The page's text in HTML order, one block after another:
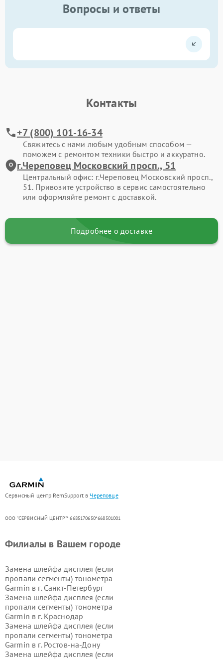
Вопросы и ответы
Контакты
+7 (800) 101-16-34
Свяжитесь с нами любым удобным способом —
поможем с ремонтом техники быстро и аккуратно.
г.Череповец Московский просп., 51
Центральный офис: г.Череповец Московский просп.,
51. Привозите устройство в сервис самостоятельно
или оформляйте ремонт с доставкой.
Подробнее о доставке
Сервисный центр RemSupport вЧереповце
ООО "СЕРВИСНЫЙ ЦЕНТР"* 6685170650*668501001
Филиалы в Вашем городе
Замена шлейфа дисплея (если
пропали сегменты) тонометра
Garmin в г. Санкт-Петербург
Замена шлейфа дисплея (если
пропали сегменты) тонометра
Garmin в г. Краснодар
Замена шлейфа дисплея (если
пропали сегменты) тонометра
Garmin в г. Ростов-на-Дону
Замена шлейфа дисплея (если